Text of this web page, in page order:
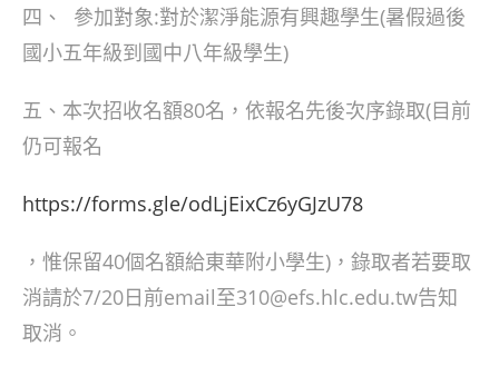
四、 參加對象:對於潔淨能源有興趣學生(暑假過後
國小五年級到國中八年級學生)
五、本次招收名額80名，依報名先後次序錄取(目前
仍可報名
https://forms.gle/odLjEixCz6yGJzU78
，惟保留40個名額給東華附小學生)，錄取者若要取
消請於7/20日前email至310@efs.hlc.edu.tw告知
取消。